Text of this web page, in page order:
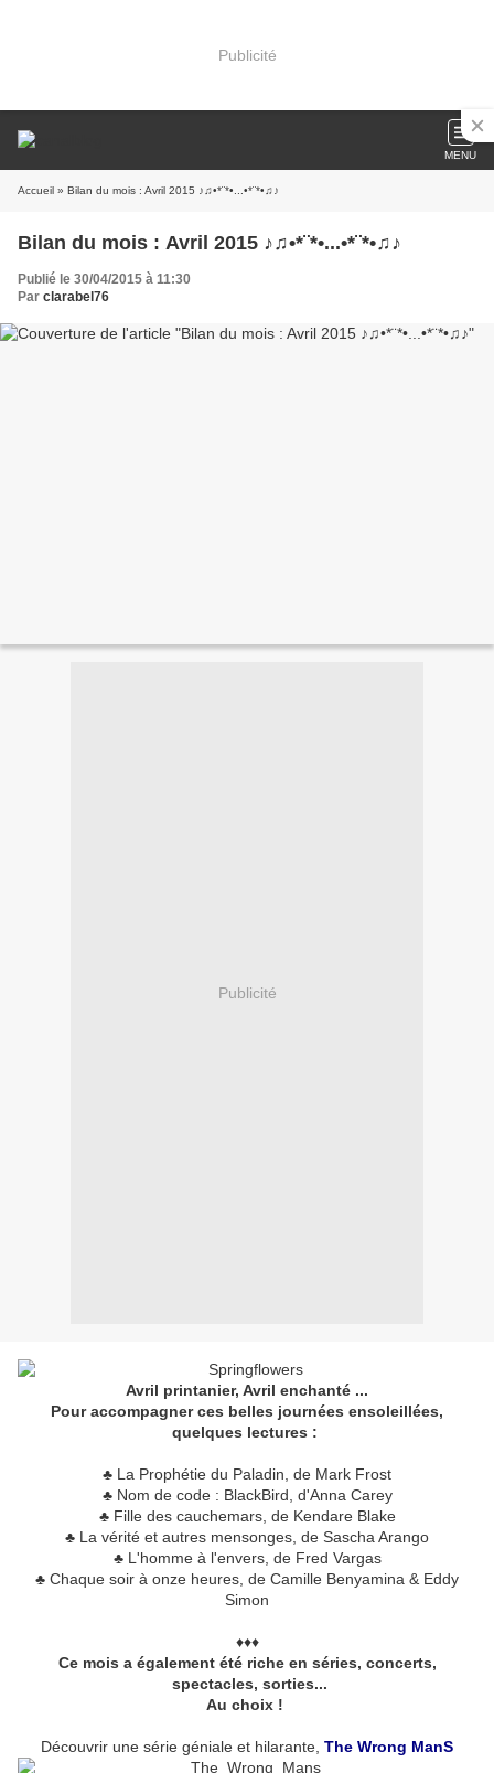
Publicité
MENU
Accueil » Bilan du mois : Avril 2015 ♪♫•*¨*•...•*¨*•♫♪
Bilan du mois : Avril 2015 ♪♫•*¨*•...•*¨*•♫♪
Publié le 30/04/2015 à 11:30
Par clarabel76
Publicité
Avril printanier, Avril enchanté ...
Pour accompagner ces belles journées ensoleillées,
quelques lectures :
♣ La Prophétie du Paladin, de Mark Frost
♣ Nom de code : BlackBird, d'Anna Carey
♣ Fille des cauchemars, de Kendare Blake
♣ La vérité et autres mensonges, de Sascha Arango
♣ L'homme à l'envers, de Fred Vargas
♣ Chaque soir à onze heures, de Camille Benyamina & Eddy
Simon
♦♦♦
Ce mois a également été riche en séries, concerts,
spectacles, sorties...
Au choix !
Découvrir une série géniale et hilarante, The Wrong ManS